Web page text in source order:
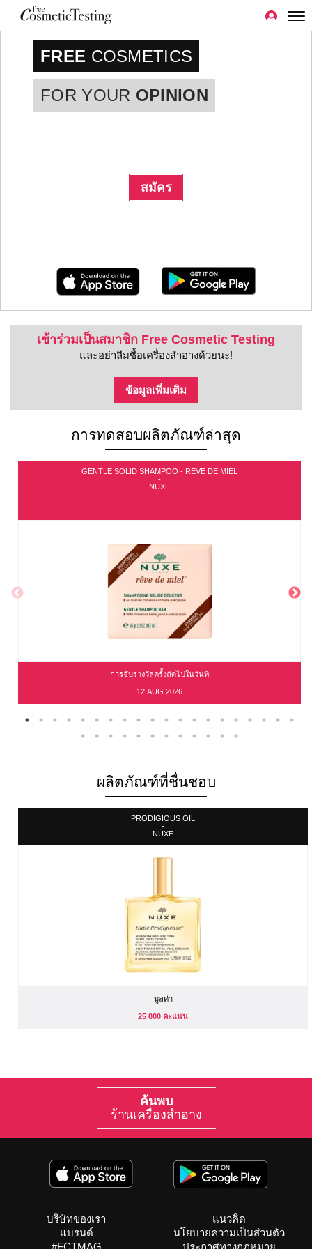
FREE COSMETICS
FOR YOUR OPINION
สมัคร
เข้าร่วมเป็นสมาชิก Free Cosmetic Testing
และอย่าลืมซื้อเครื่องสำอางด้วยนะ!
ข้อมูลเพิ่มเติม
การทดสอบผลิตภัณฑ์ล่าสุด
GENTLE SOLID SHAMPOO - REVE DE MIEL
-
NUXE
การจับรางวัลครั้งถัดไปในวันที่
12 AUG 2026
ผลิตภัณฑ์ที่ชื่นชอบ
PRODIGIOUS OIL
-
NUXE
มูลค่า
25 000 คะแนน
ค้นพบ
ร้านเครื่องสำอาง
บริษัทของเรา
แบรนด์
#FCTMAG
แนวคิด
นโยบายความเป็นส่วนตัว
ประกาศทางกฎหมาย